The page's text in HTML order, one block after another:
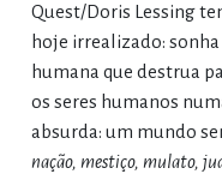
Quest/Doris Lessing
hoje irrealizado:
humana que destrua
os seres humanos
absurda: um mundo
nação, mestiço, mulato,